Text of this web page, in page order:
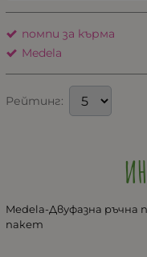
помпи за кърма
Medela
Рейтинг:
Medela-Двуфазна ръчна
пакет